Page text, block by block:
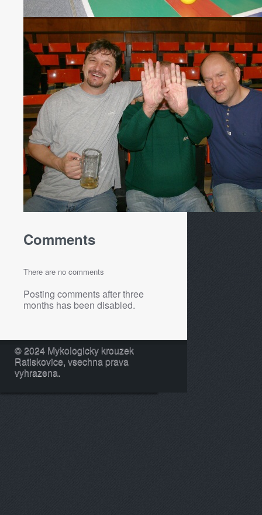
Comments
There are no comments
Posting comments after three
months has been disabled.
© 2024 Mykologicky krouzek
Ratiskovice, vsechna prava
vyhrazena.